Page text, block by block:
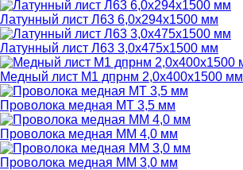
Латунный лист Л63 6,0х294х1500 мм
Латунный лист Л63 3,0х475х1500 мм
Медный лист М1 дпрнм 2,0х400х1500 мм
Проволока медная МТ 3,5 мм
Проволока медная ММ 4,0 мм
Проволока медная ММ 3,0 мм